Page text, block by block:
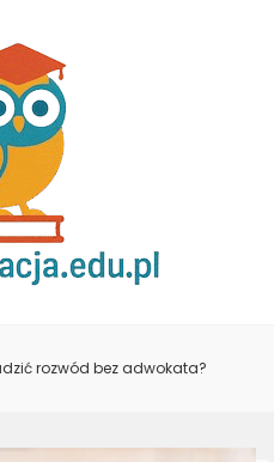
rozwód bez adwokata?